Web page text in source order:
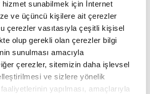
sunabilmek için İnternet
ve üçüncü kişilere ait çerezler
çerezler vasıtasıyla çeşitli kişisel
olup gerekli olan çerezler bilgi
sunulması amacıyla
çerezler, sitemizin daha işlevsel
ve sizlere yönelik
yapılması, amaçlarıyla
Kate’in Trooping the Colour
Merak Konusu Oldu
Kraliyet Ailesi’nde Düğün:
Phillips ile Harriet Sperling
Girdi